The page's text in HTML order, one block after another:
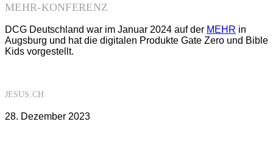
MEHR-KONFERENZ
DCG Deutschland war im Januar 2024 auf der MEHR in
Augsburg und hat die digitalen Produkte Gate Zero und Bible
Kids vorgestellt.
JESUS.CH
28. Dezember 2023